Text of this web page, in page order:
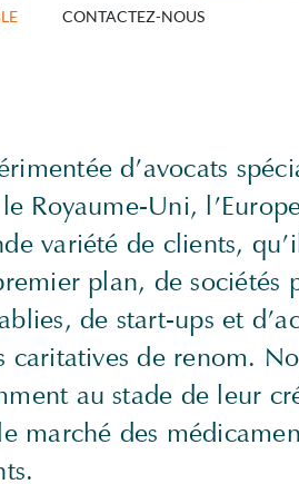
CONTACTEZ-NOUS
d’avocats
Royaume-Uni,
variété de clients,
plan, de sociétés
de start-ups et
caritatives de renom.
au stade de leur
marché des